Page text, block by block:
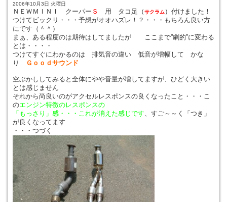
2006年10月3日 火曜日
ＮＥＷＭＩＮＩ クーパー Ｓ 用 タコ足（サクラム ）付けました！
つけてビックリ・・・予想がオオハズレ！？・・・もちろん良い方
にです（＾＾）
まぁ、ある程度のは期待はしてましたが ここまで”劇的”に変わる
とは・・・・
つけてすぐにわかるのは 排気音の違い 低音が増幅して かな
り
Ｇｏｏｄサウンド
空ぶかししてみると全体にやや音量が増してますが、ひどく大きい
とは感じません
それから尚良いのがアクセルレスポンスの良くなったこと・・・こ
のエンジン特徴のレスポンスの
「もっさり」感・・・これが消えた感じです 、すご～～く「つき」
が良くなってます
・・・つづく